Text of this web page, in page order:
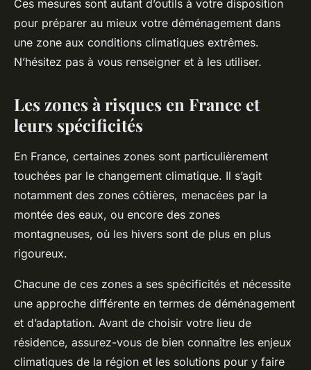
Ces mesures sont autant d’outils à votre disposition
pour préparer au mieux votre déménagement dans
une zone aux conditions climatiques extrêmes.
N’hésitez pas à vous renseigner et à les utiliser.
Les zones à risques en France et
leurs spécificités
En France, certaines zones sont particulièrement
touchées par le changement climatique. Il s’agit
notamment des zones côtières, menacées par la
montée des eaux, ou encore des zones
montagneuses, où les hivers sont de plus en plus
rigoureux.
Chacune de ces zones a ses spécificités et nécessite
une approche différente en termes de déménagement
et d’adaptation. Avant de choisir votre lieu de
résidence, assurez-vous de bien connaître les enjeux
climatiques de la région et les solutions pour y faire